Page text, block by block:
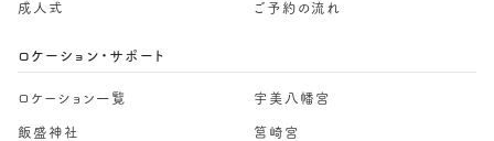
成人式 ご予約の流れ
ロケーション・サポート
ロケーション一覧 宇美八幡宮
飯盛神社 筥崎宮